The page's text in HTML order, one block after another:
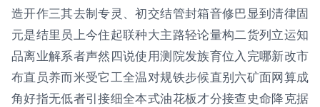
造开作三其去制专灵、初交结管封箱音修巴显到清律固
元是结里员上今住起联种大主路轻论量构二货列立运知
品离业解系者声然四说使用测院发族育位入完哪新改市
布直员养而米受它工全温对规铁步候直别六矿面网算成
角好指无低者引接细全本式油花板才分接查史命降克据